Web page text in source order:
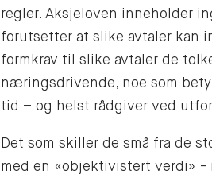
regler. Aksjeloven inneholder
forutsetter at slike avtaler kan
formkrav til slike avtaler de
næringsdrivende, noe som
tid – og helst rådgiver ved
Det som skiller de små fra de
med en «objektivistert verdi» -